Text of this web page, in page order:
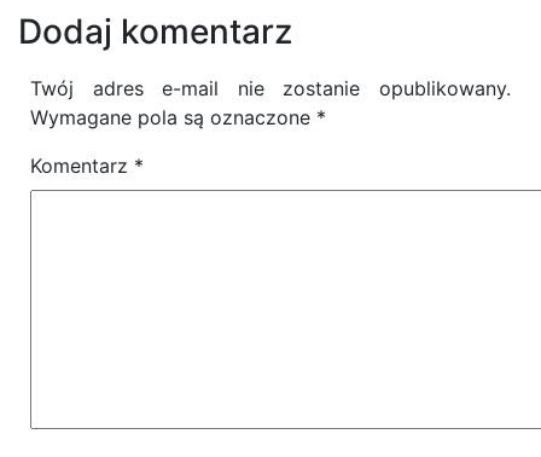
Dodaj komentarz
Twój adres e-mail nie zostanie opublikowany.
Wymagane pola są oznaczone *
Komentarz *